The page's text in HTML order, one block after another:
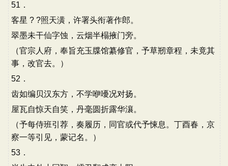
51．
客星 ? ?照天潢，许署头衔著作郎。
翠墨未干仙字蚀，云烟半榻掖门旁。
（官宗人府，奉旨充玉牒馆纂修官，予草剏章程，未竟其
事，改官去。）
52．
齿如编贝汉东方，不学咿嚘况对扬。
屋瓦自惊天自笑，丹毫圆折露华瀼。
（予每侍班引荐，奏履历，同官或代予悚息。丁酉春，京
察一等引见，蒙记名。）
53．